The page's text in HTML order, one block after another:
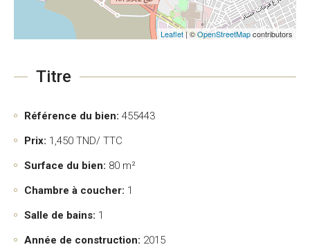
Leaflet| ©OpenStreetMapcontributors
Titre
Référence du bien: 455443
Prix: 1,450 TND/ TTC
Surface du bien: 80 m²
Chambre à coucher: 1
Salle de bains: 1
Année de construction: 2015